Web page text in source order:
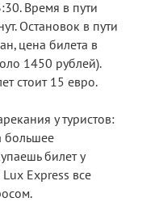
Время в пути
Остановок в пути
цена билета в
1450 рублей).
стоит 15 евро.
у туристов:
большее
билет у
Express все